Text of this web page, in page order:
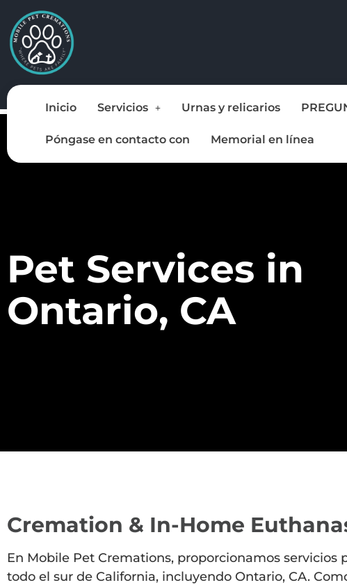
Inicio Servicios Urnas y relicarios
Póngase en contacto con Memorial en línea
Pet Services in
Ontario, CA
Cremation & In-Home
En Mobile Pet Cremations, proporcionamos
todo el sur de California, incluyendo Ontario, CA.